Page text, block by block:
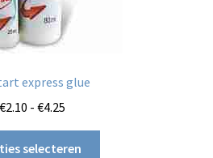
express glue
€2.10 - €4.25
tot
selecteren